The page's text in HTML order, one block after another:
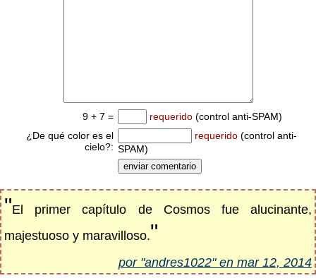
9 + 7 = requerido (control anti-SPAM)
¿De qué color es el
cielo?:
requerido (control anti-
SPAM)
"El primer capítulo de Cosmos fue alucinante,
majestuoso y maravilloso."
por "andres1022" en mar 12, 2014